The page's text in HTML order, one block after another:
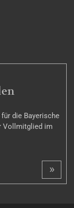
die Bayerische
Vollmitglied im
»